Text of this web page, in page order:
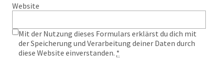
Website
Mit der Nutzung dieses Formulars erklärst du dich mit
der Speicherung und Verarbeitung deiner Daten durch
diese Website einverstanden. *